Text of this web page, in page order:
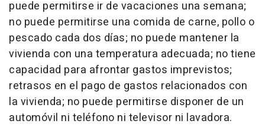
puede permitirse ir de vacaciones una semana;
no puede permitirse una comida de carne, pollo o
pescado cada dos días; no puede mantener la
vivienda con una temperatura adecuada; no tiene
capacidad para afrontar gastos imprevistos;
retrasos en el pago de gastos relacionados con
la vivienda; no puede permitirse disponer de un
automóvil ni teléfono ni televisor ni lavadora.